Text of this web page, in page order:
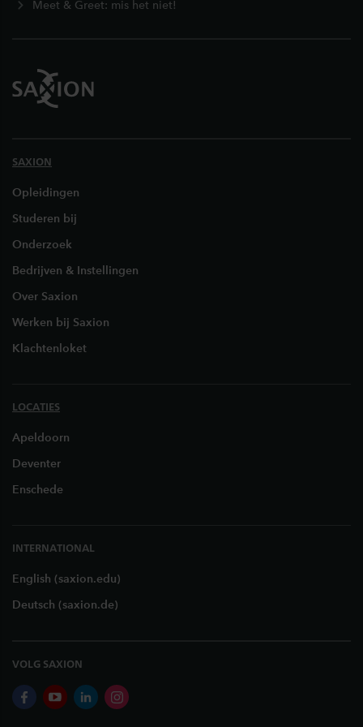
Meet & Greet: mis het niet!
SAXION
Opleidingen
Studeren bij
Onderzoek
Bedrijven & Instellingen
Over Saxion
Werken bij Saxion
Klachtenloket
LOCATIES
Apeldoorn
Deventer
Enschede
INTERNATIONAL
English (saxion.edu)
Deutsch (saxion.de)
VOLG SAXION
facebookyoutubelinkedininstagram